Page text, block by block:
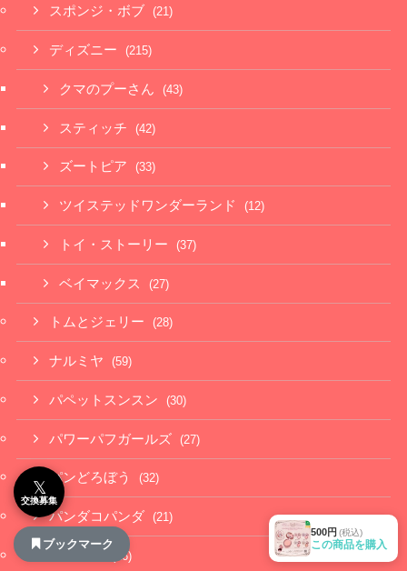
500円 (税込)
この商品を購入
スポンジ・ボブ (21)
ディズニー (215)
クマのプーさん (43)
スティッチ (42)
ズートピア (33)
ツイステッドワンダーランド (12)
トイ・ストーリー (37)
ベイマックス (27)
トムとジェリー (28)
ナルミヤ (59)
パペットスンスン (30)
パワーパフガールズ (27)
パンどろぼう (32)
パンダコパンダ (21)
(26)
𝕏
交換募集
ブックマーク